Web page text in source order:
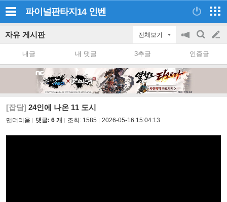
파이널판타지14 인벤
자유 게시판 전체보기
공
on/off
검
색
글
쓰
내글 내 댓글 3추글 인증글
[잡담] 24인에 나온 11 도시
맨더리움 댓글: 6 개 조회: 1585 2026-05-16 15:04:13